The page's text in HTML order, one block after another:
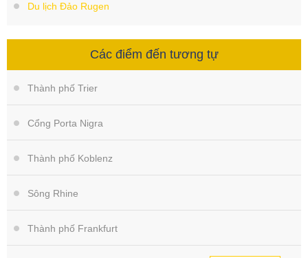
Du lịch Đảo Rugen
Các điểm đến tương tự
Thành phố Trier
Cổng Porta Nigra
Thành phố Koblenz
Sông Rhine
Thành phố Frankfurt